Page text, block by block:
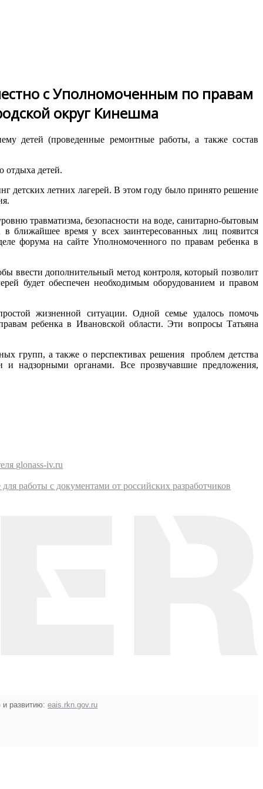
с Уполномоченным по правам
округ Кинешма
детей (проведенные ремонтные работы, а также состав
отдыха детей.
детских летних лагерей. В этом году было принято решение
травматизма, безопасности на воде, санитарно-бытовым
ближайшее время у всех заинтересованных лиц появится
форума на сайте Уполномоченного по правам ребенка в
ввести дополнительный метод контроля, который позволит
будет обеспечен необходимым оборудованием и правом
жизненной ситуации. Одной семье удалось помочь
ребенка в Ивановской области. Эти вопросы Татьяна
групп, а также о перспективах решения проблем детства
и надзорными органами. Все прозвучавшие предложения,
glonass-iv.ru
развитию: eais.rkn.gov.ru